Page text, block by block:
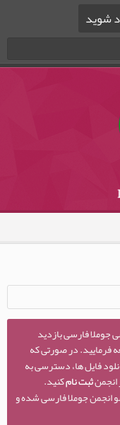
شوید
جوملا فارسی بازدید
فرمایید. در صورتی که
فایل ها، دسترسی به
ثبت نامکنید.
انجمن جوملا فارسی شده و